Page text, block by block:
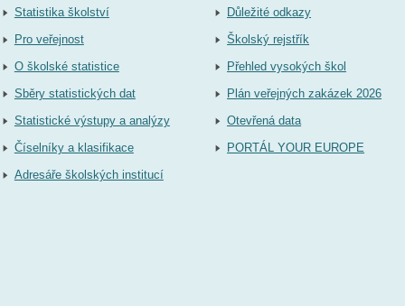
Statistika školství
Pro veřejnost
O školské statistice
Sběry statistických dat
Statistické výstupy a analýzy
Číselníky a klasifikace
Adresáře školských institucí
Důležité odkazy
Školský rejstřík
Přehled vysokých škol
Plán veřejných zakázek 2026
Otevřená data
PORTÁL YOUR EUROPE